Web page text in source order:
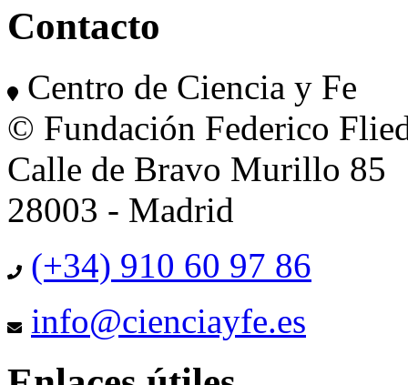
Contacto
Centro de Ciencia y Fe
© Fundación Federico
Calle de Bravo Murillo 85
28003 - Madrid
(+34) 910 60 97 86
info@cienciayfe.es